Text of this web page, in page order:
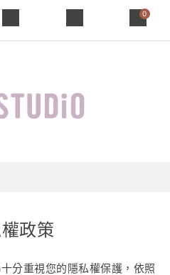
0
政策
分重視您的隱私權保護，依照